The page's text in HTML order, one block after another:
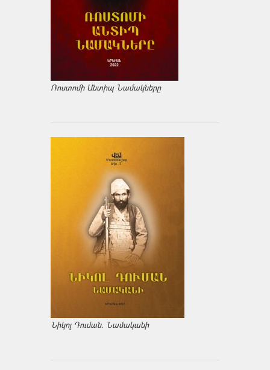
Ռոստոմի Անտիպ Նամակները
Նիկոլ Դուման. Նամականի